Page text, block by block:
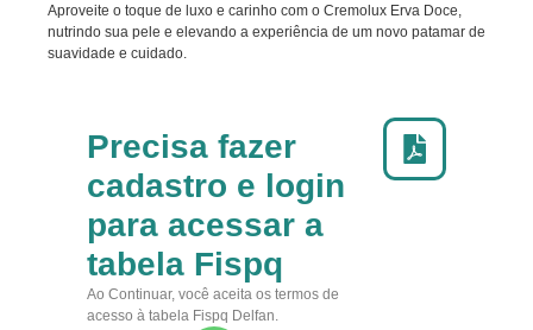
Aproveite o toque de luxo e carinho com o Cremolux Erva Doce,
nutrindo sua pele e elevando a experiência de um novo patamar de
suavidade e cuidado.
Precisa fazer
cadastro e login
para acessar a
tabela Fispq
Ao Continuar, você aceita os termos de
acesso à tabela Fispq Delfan.